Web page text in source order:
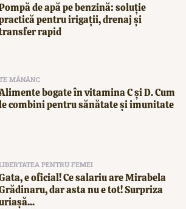
de apă pe benzină: soluție
pentru irigații, drenaj și
rapid
MĂNÂNC
bogate în vitamina C și D. Cum
combini pentru sănătate și imunitate
PENTRU FEMEI
e oficial! Ce salariu are Mirabela
dar asta nu e tot! Surpriza